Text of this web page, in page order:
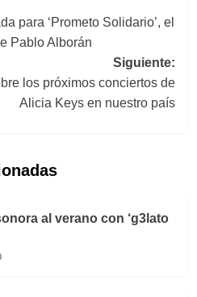
para ‘Prometo Solidario’, el
Pablo Alborán
Siguiente:
los próximos conciertos de
Alicia Keys en nuestro país
al verano con ‘g3lato